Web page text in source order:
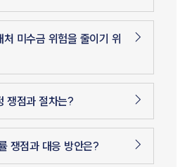
처 미수금 위험을 줄이기 위
쟁점과 절차는?
쟁점과 대응 방안은?